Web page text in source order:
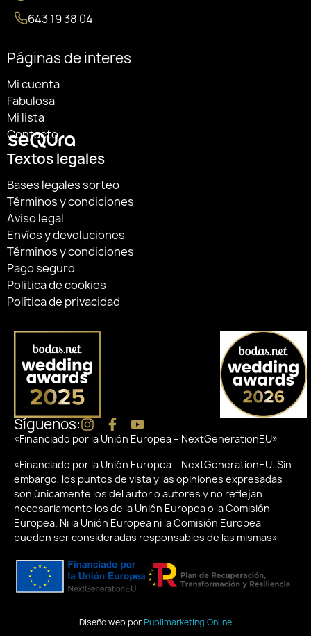
643 19 38 04
Páginas de interes
Mi cuenta
Fabulosa
Mi lista
Contacto
Textos legales
Bases legales sorteo
Términos y condiciones
Aviso legal
Envíos y devoluciones
Términos y condiciones
Pago seguro
Política de cookies
Política de privacidad
Síguenos:
«Financiado por la Unión Europea – NextGenerationEU»
«Financiado por la Unión Europea – NextGenerationEU. Sin
embargo, los puntos de vista y las opiniones expresadas
son únicamente los del autor o autores y no reflejan
necesariamente los de la Unión Europea o la Comisión
Europea. Ni la Unión Europea ni la Comisión Europea
pueden ser consideradas responsables de las mismas»
Diseño web porPublimarketing Online